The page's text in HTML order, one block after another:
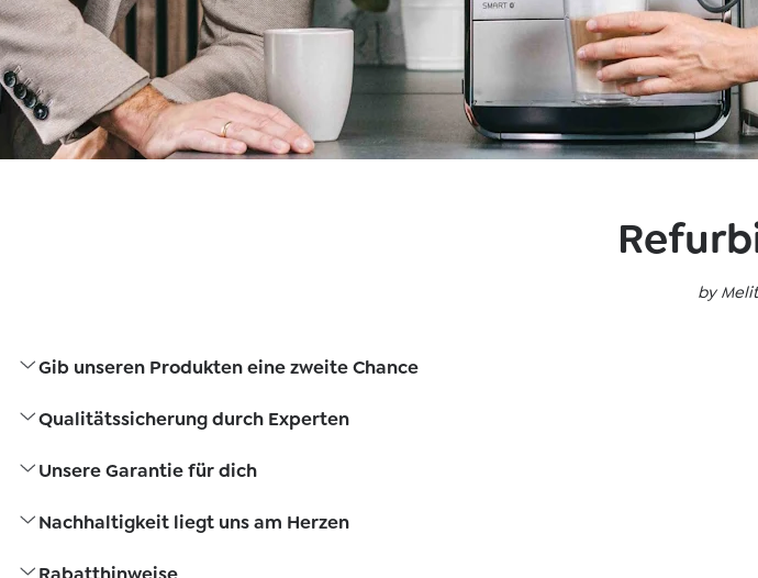
by
Gib unseren Produkten eine zweite Chance
Qualitätssicherung durch Experten
Unsere Garantie für dich
Nachhaltigkeit liegt uns am Herzen